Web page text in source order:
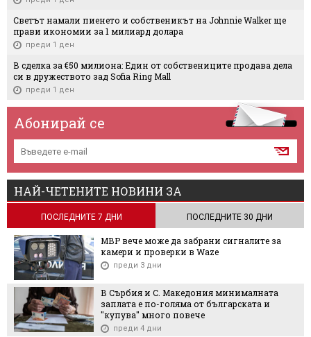
Светът намали пиенето и собственикът на Johnnie Walker ще
прави икономии за 1 милиард долара
преди 1 ден
В сделка за €50 милиона: Един от собствениците продава дела
си в дружеството зад Sofia Ring Mall
преди 1 ден
Абонирай се
НАЙ-ЧЕТЕНИТЕ НОВИНИ ЗА
ПОСЛЕДНИТЕ 7 ДНИ ПОСЛЕДНИТЕ 30 ДНИ
МВР вече може да забрани сигналите за
камери и проверки в Waze
преди 3 дни
В Сърбия и С. Македония минималната
заплата е по-голяма от българската и
"купува" много повече
преди 4 дни